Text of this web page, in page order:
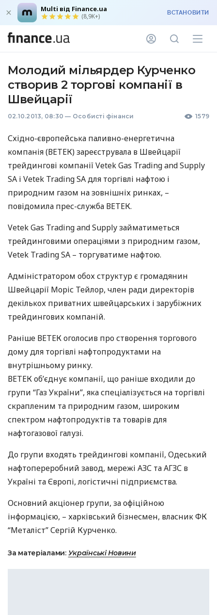
Multi від Finance.ua
(8,9K+) ВСТАНОВИТИ
Молодий мільярдер Курченко
створив 2 торгові компанії в
Швейцарії
02.10.2013, 08:30 — Особисті фінанси 1579
Східно-європейська паливно-енергетична
компанія (ВЕТЕК) зареєструвала в Швейцарії
трейдингові компанії Vetek Gas Trading and Supply
SA і Vetek Trading SA для торгівлі нафтою і
природним газом на зовнішніх ринках, –
повідомила прес-служба ВЕТЕК.
Vetek Gas Trading and Supply займатиметься
трейдинговими операціями з природним газом,
Vetek Trading SA – торгуватиме нафтою.
Адміністратором обох структур є громадянин
Швейцарії Моріс Тейлор, член ради директорів
декількох приватних швейцарських і зарубіжних
трейдингових компаній.
Раніше ВЕТЕКоголосив про створення торгового
дому для торгівлі нафтопродуктами на
внутрішньому ринку.
ВЕТЕКоб’єднує компанії, що раніше входили до
групи “Газ України”, яка спеціалізується на торгівлі
скрапленим та природним газом, широким
спектром нафтопродуктів та товарів для
нафтогазової галузі.
До групи входять трейдингові компанії, Одеський
нафтопереробний завод, мережі АЗС таАГЗС в
Україні та Європі, логістичні підприємства.
Основний акціонер групи, за офіційною
інформацією, – харківський бізнесмен, власник ФК
“Металіст” Сергій Курченко.
За матеріалами: Українські Новини